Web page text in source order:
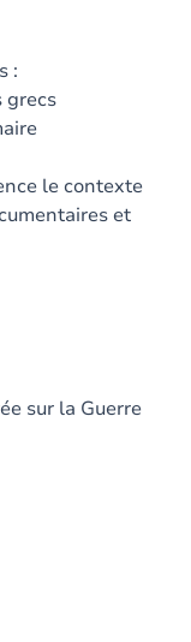
:
grecs
le contexte
et
sur la Guerre